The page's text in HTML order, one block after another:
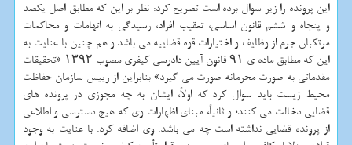
این پرونده را زیر سوال برده است تصریح كرد: نظر بر این كه مطابق اصل یكصد
و پنجاه و ششم قانون اساسی، تعقیب افراد، رسیدگی به اتهامات و محاكمات
مرتكبان جرم از وظایف و اختیارات قوه قضاییه می باشد و هم چنین با عنایت به
این كه مطابق ماده ی ۹۱ قانون آیین دادرسی كیفری مصوب ۱۳۹۲ «تحقیقات
مقدماتی به صورت محرمانه صورت می گیرد» بنابراین از رییس سازمان حفاظت
محیط زیست باید سوال كرد كه اولاً، ایشان به چه مجوزی در پرونده های
قضایی دخالت می كنند؛ و ثانیاً، مبنای اظهارات وی كه هیچ دسترسی و اطلاعی
از پرونده قضایی نداشته است چه می باشد. وی اضافه كرد: با عنایت به وجود